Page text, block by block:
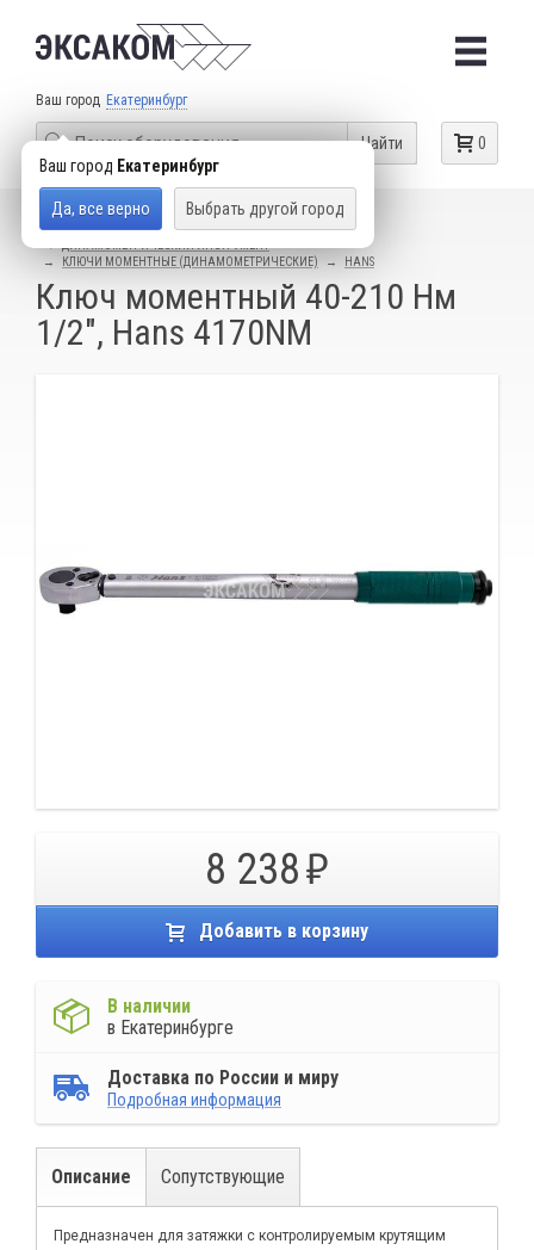
Ваш город Екатеринбург
Ваш город Екатеринбург
Да, все верно Выбрать другой город
0
Найти
КАТАЛОГ ТОВАРОВ
СЛЕСАРНЫЙ ИНСТРУМЕНТ
КЛЮЧИ МОМЕНТНЫЕ (ДИНАМОМЕТРИЧЕСКИЕ)
HANS
Ключ моментный 40-210 Нм
1/2", Hans 4170NM
8 238
Добавить в корзину
В наличии
в Екатеринбурге
Доставка по России и миру
Подробная информация
Описание Сопутствующие
Предназначен для затяжки с контролируемым крутящим